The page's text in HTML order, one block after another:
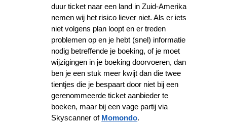
duur ticket naar een land in Zuid-Amerika
nemen wij het risico liever niet. Als er iets
niet volgens plan loopt en er treden
problemen op en je hebt (snel) informatie
nodig betreffende je boeking, of je moet
wijzigingen in je boeking doorvoeren, dan
ben je een stuk meer kwijt dan die twee
tientjes die je bespaart door niet bij een
gerenommeerde ticket aanbieder te
boeken, maar bij een vage partij via
Skyscanner of Momondo.